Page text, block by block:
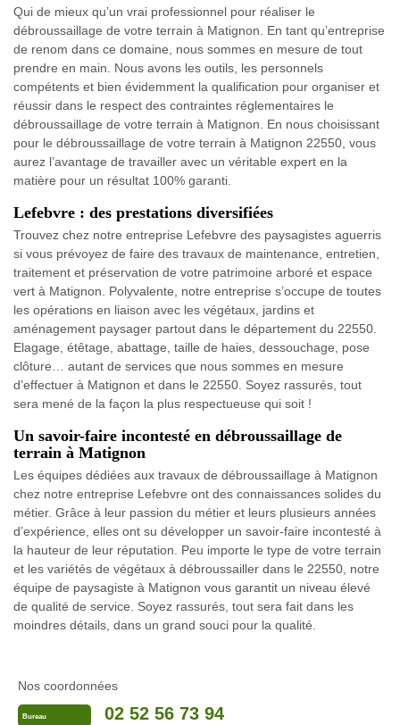
Qui de mieux qu’un vrai professionnel pour réaliser le
débroussaillage de votre terrain à Matignon. En tant qu’entreprise
de renom dans ce domaine, nous sommes en mesure de tout
prendre en main. Nous avons les outils, les personnels
compétents et bien évidemment la qualification pour organiser et
réussir dans le respect des contraintes réglementaires le
débroussaillage de votre terrain à Matignon. En nous choisissant
pour le débroussaillage de votre terrain à Matignon 22550, vous
aurez l’avantage de travailler avec un véritable expert en la
matière pour un résultat 100% garanti.
Lefebvre : des prestations diversifiées
Trouvez chez notre entreprise Lefebvre des paysagistes aguerris
si vous prévoyez de faire des travaux de maintenance, entretien,
traitement et préservation de votre patrimoine arboré et espace
vert à Matignon. Polyvalente, notre entreprise s’occupe de toutes
les opérations en liaison avec les végétaux, jardins et
aménagement paysager partout dans le département du 22550.
Elagage, étêtage, abattage, taille de haies, dessouchage, pose
clôture… autant de services que nous sommes en mesure
d’effectuer à Matignon et dans le 22550. Soyez rassurés, tout
sera mené de la façon la plus respectueuse qui soit !
Un savoir-faire incontesté en débroussaillage de
terrain à Matignon
Les équipes dédiées aux travaux de débroussaillage à Matignon
chez notre entreprise Lefebvre ont des connaissances solides du
métier. Grâce à leur passion du métier et leurs plusieurs années
d’expérience, elles ont su développer un savoir-faire incontesté à
la hauteur de leur réputation. Peu importe le type de votre terrain
et les variétés de végétaux à débroussailler dans le 22550, notre
équipe de paysagiste à Matignon vous garantit un niveau élevé
de qualité de service. Soyez rassurés, tout sera fait dans les
moindres détails, dans un grand souci pour la qualité.
Nos coordonnées
Bureau 02 52 56 73 94